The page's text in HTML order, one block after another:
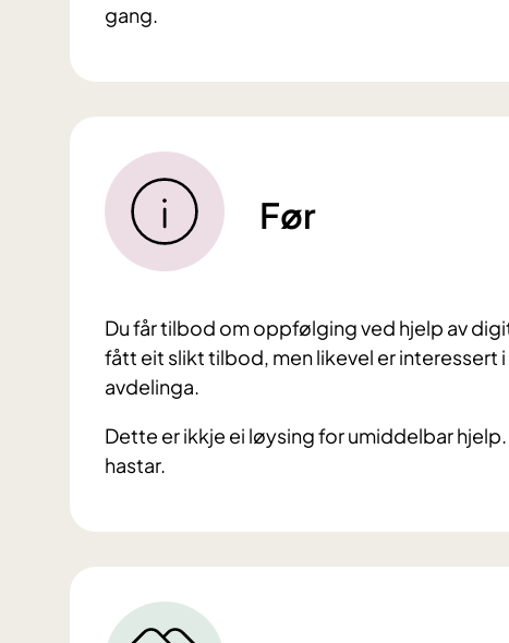
gang.
Før
Du får tilbod om oppfølging ved hjelp av
fått eit slikt tilbod, men likevel er
avdelinga.
Dette er ikkje ei løysing for umiddelbar
hastar.